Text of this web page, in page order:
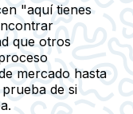
"aquí tienes
que otros
mercado hasta
de si